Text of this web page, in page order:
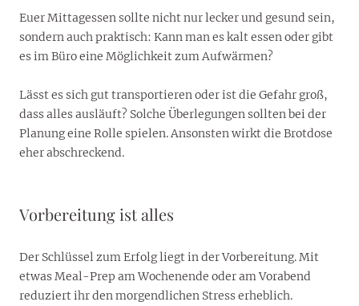
Euer Mittagessen sollte nicht nur lecker und gesund sein,
sondern auch praktisch: Kann man es kalt essen oder gibt
es im Büro eine Möglichkeit zum Aufwärmen?
Lässt es sich gut transportieren oder ist die Gefahr groß,
dass alles ausläuft? Solche Überlegungen sollten bei der
Planung eine Rolle spielen. Ansonsten wirkt die Brotdose
eher abschreckend.
Vorbereitung ist alles
Der Schlüssel zum Erfolg liegt in der Vorbereitung. Mit
etwas Meal-Prep am Wochenende oder am Vorabend
reduziert ihr den morgendlichen Stress erheblich.